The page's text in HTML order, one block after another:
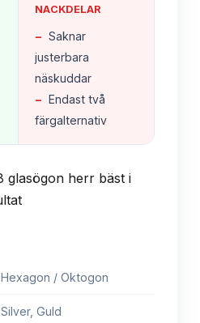
NACKDELAR
− Saknar
justerbara
näskuddar
− Endast två
färgalternativ
Hexagon / Oktogon
Silver, Guld